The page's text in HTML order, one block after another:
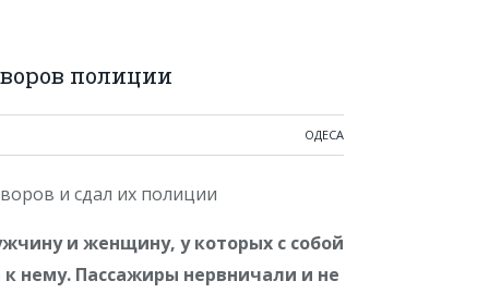
полиции
ОДЕСА
и женщину, у которых с собой
нему. Пассажиры нервничали и не